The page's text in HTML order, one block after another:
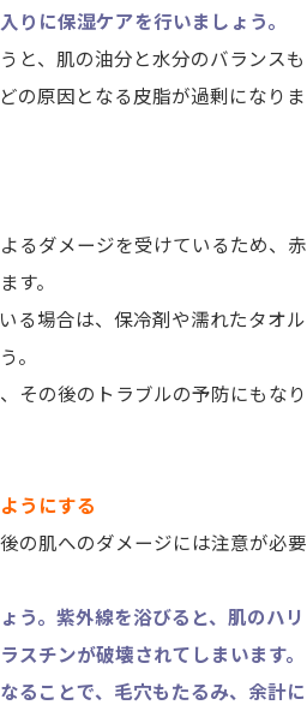
りに保湿ケアを行いましょう。
と、肌の油分と水分のバランスも
の原因となる皮脂が過剰になりま
るダメージを受けているため、赤
す。
る場合は、保冷剤や濡れたタオル
。
その後のトラブルの予防にもなり
うにする
の肌へのダメージには注意が必要
う。紫外線を浴びると、肌のハリ
スチンが破壊されてしまいます。
ることで、毛穴もたるみ、余計に